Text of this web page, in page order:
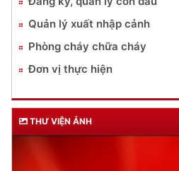
Quản lý xuất nhập cảnh
Phòng cháy chữa cháy
Đơn vị thực hiện
THƯ VIỆN ẢNH